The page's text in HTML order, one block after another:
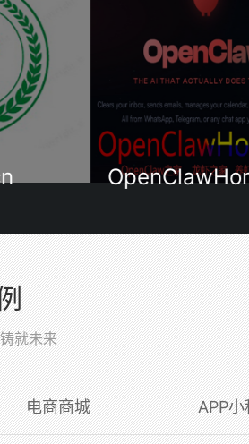
就未来
电商商城 APP小